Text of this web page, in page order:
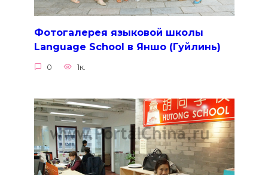
Фотогалерея языковой школы
Language School в Яншо (Гуйлинь)
0 1к.